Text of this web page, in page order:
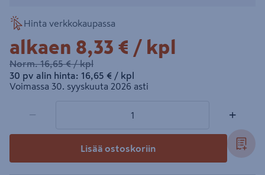
Hinta verkkokaupassa
alkaen 8,33€/kpl
8,33 € / kpl
Norm.16,65€/kpl
16,65 €/ kpl
30 pv alin hinta: 16,65€/kpl
16,65 € / kpl
Voimassa 30. syyskuuta 2026 asti
− +
Lisää ostoskoriin